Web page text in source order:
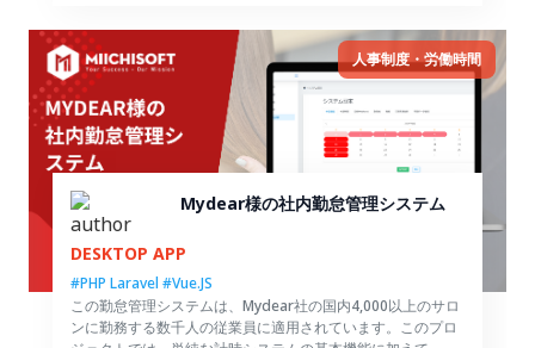
人事制度・労働時間
Mydear様の社内勤怠管理システム
DESKTOP APP
#PHP Laravel #Vue.JS
この勤怠管理システムは、Mydear社の国内4,000以上のサロ
ンに勤務する数千人の従業員に適用されています。このプロ